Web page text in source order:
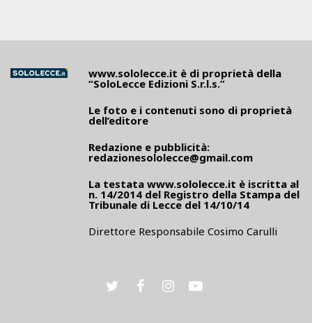
www.sololecce.it è di proprietà della
“SoloLecce Edizioni S.r.l.s.”
Le foto e i contenuti sono di proprietà
dell’editore
Redazione e pubblicità:
redazionesololecce@gmail.com
La testata www.sololecce.it è iscritta al
n. 14/2014 del Registro della Stampa del
Tribunale di Lecce del 14/10/14
Direttore Responsabile Cosimo Carulli